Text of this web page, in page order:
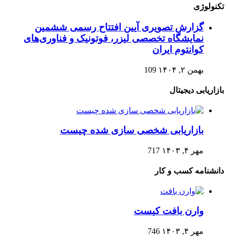
تکنولوژی
گزارش تصویری آیین افتتاح رسمی ششمین
نمایشگاه تخصصی لیزر، فوتونیک و فناوری‌های
کوانتوم ایران
بهمن ۲, ۱۴۰۴ 109
بازاریابی دیجیتال
بازاریابی شخصی سازی شده چیست
مهر ۴, ۱۴۰۳ 717
دانشنامه کسب و کار
وارن بافت کیست
مهر ۴, ۱۴۰۳ 746